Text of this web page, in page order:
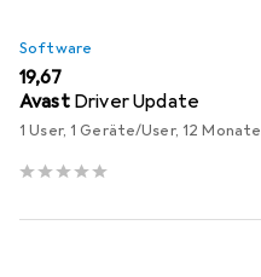
Software
EUR
19,67
Avast Driver Update
1 User, 1 Geräte/User, 12 Monate